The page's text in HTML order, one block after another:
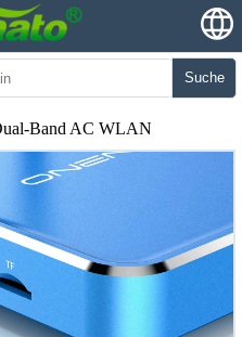
Suche
Band AC WLAN